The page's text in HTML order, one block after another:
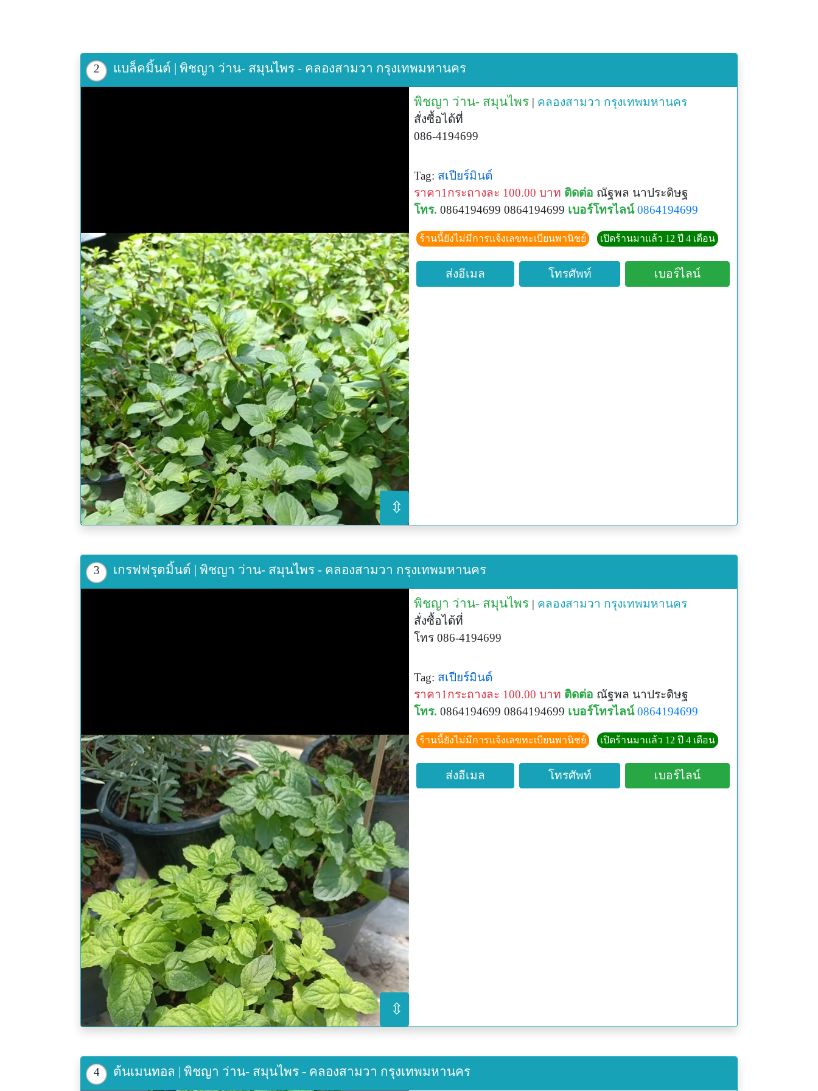
2 แบล็คมิ้นต์ | พิชญา ว่าน- สมุนไพร - คลองสามวา กรุงเทพมหานคร
⇳
พิชญา ว่าน- สมุนไพร | คลองสามวา กรุงเทพมหานคร
สั่งซื้อได้ที่
086-4194699
Tag: สเปียร์มินต์
ราคา1กระถางละ 100.00 บาท ติดต่อ ณัฐพล นาประดิษฐ
โทร. 0864194699 0864194699 เบอร์โทรไลน์ 0864194699
ร้านนี้ยังไม่มีการแจ้งเลขทะเบียนพานิชย์ เปิดร้านมาแล้ว 12 ปี 4 เดือน
ส่งอีเมล โทรศัพท์ เบอร์ไลน์
3 เกรฟฟรุตมิ้นต์ | พิชญา ว่าน- สมุนไพร - คลองสามวา กรุงเทพมหานคร
⇳
พิชญา ว่าน- สมุนไพร | คลองสามวา กรุงเทพมหานคร
สั่งซื้อได้ที่
โทร 086-4194699
Tag: สเปียร์มินต์
ราคา1กระถางละ 100.00 บาท ติดต่อ ณัฐพล นาประดิษฐ
โทร. 0864194699 0864194699 เบอร์โทรไลน์ 0864194699
ร้านนี้ยังไม่มีการแจ้งเลขทะเบียนพานิชย์ เปิดร้านมาแล้ว 12 ปี 4 เดือน
ส่งอีเมล โทรศัพท์ เบอร์ไลน์
4 ต้นเมนทอล | พิชญา ว่าน- สมุนไพร - คลองสามวา กรุงเทพมหานคร